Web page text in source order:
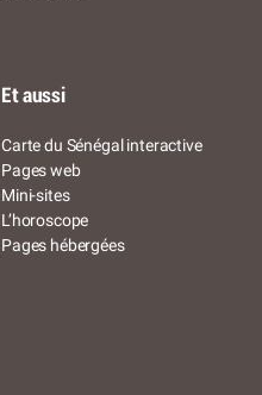
Et aussi
Carte du Sénégal interactive
Pages web
Mini-sites
L’horoscope
Pages hébergées